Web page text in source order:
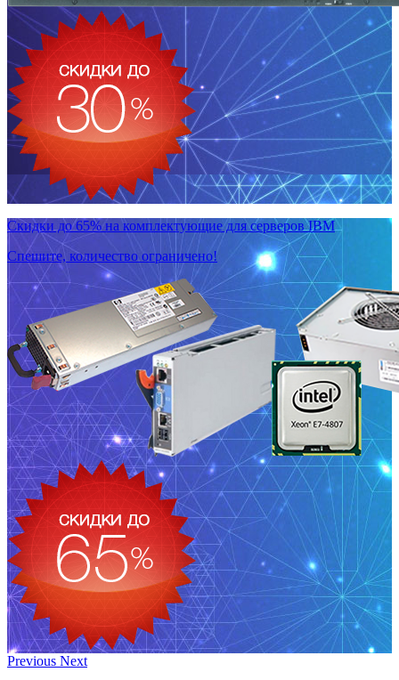
Скидки до 65% на комплектующие для серверов IBM
Спешите, количество ограничено!
Previous Next